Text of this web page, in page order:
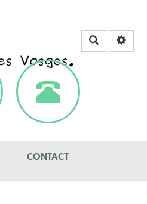
Rechercher
CONTACT